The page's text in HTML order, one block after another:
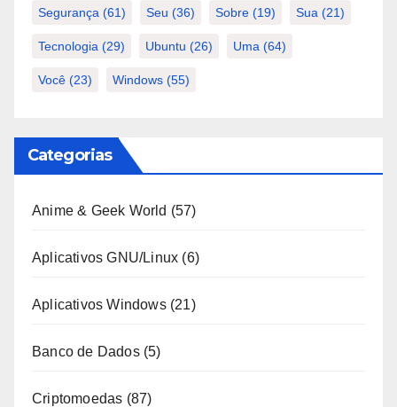
Segurança (61) Seu (36) Sobre (19) Sua (21)
Tecnologia (29) Ubuntu (26) Uma (64)
Você (23) Windows (55)
Categorias
Anime & Geek World (57)
Aplicativos GNU/Linux (6)
Aplicativos Windows(21)
Banco de Dados(5)
Criptomoedas (87)